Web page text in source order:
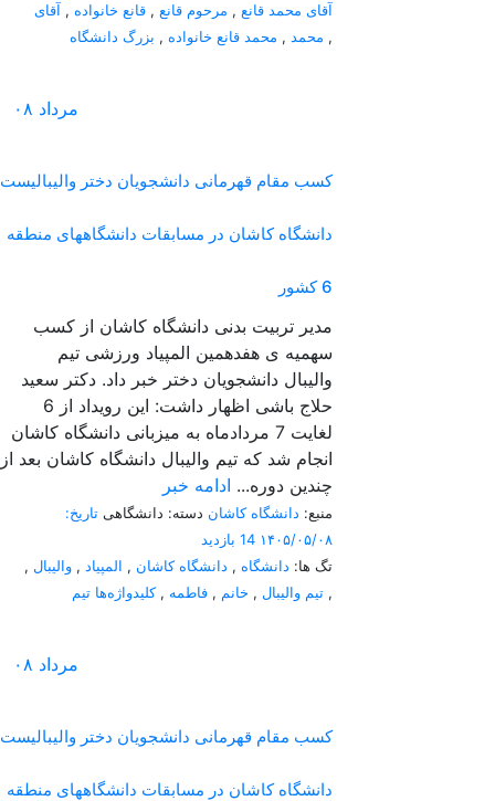
آقای محمد قانع , مرحوم قانع , قانع خانواده , آقای
محمد , محمد قانع خانواده , بزرگ دانشگاه ,
۰۸ مرداد
کسب مقام قهرمانی دانشجویان دختر والیبالیست
دانشگاه کاشان در مسابقات دانشگاههای منطقه
6 کشور
مدیر تربیت بدنی دانشگاه کاشان از کسب
سهمیه ی هفدهمین المپیاد ورزشی تیم
والیبال دانشجویان دختر خبر داد. دکتر سعید
حلاج باشی اظهار داشت: این رویداد از 6
لغایت 7 مردادماه به میزبانی دانشگاه کاشان
انجام شد که تیم والیبال دانشگاه کاشان بعد از
چندین دوره... ادامه خبر
منبع: دانشگاه کاشان دسته: دانشگاهی تاریخ:
۱۴۰۵/۰۵/۰۸ 14 بازدید
تگ ها: دانشگاه , دانشگاه کاشان , المپیاد , والیبال ,
تیم والیبال , خانم , فاطمه ,کلیدواژه‌ها تیم ,
۰۸ مرداد
کسب مقام قهرمانی دانشجویان دختر والیبالیست
دانشگاه کاشان در مسابقات دانشگاههای منطقه